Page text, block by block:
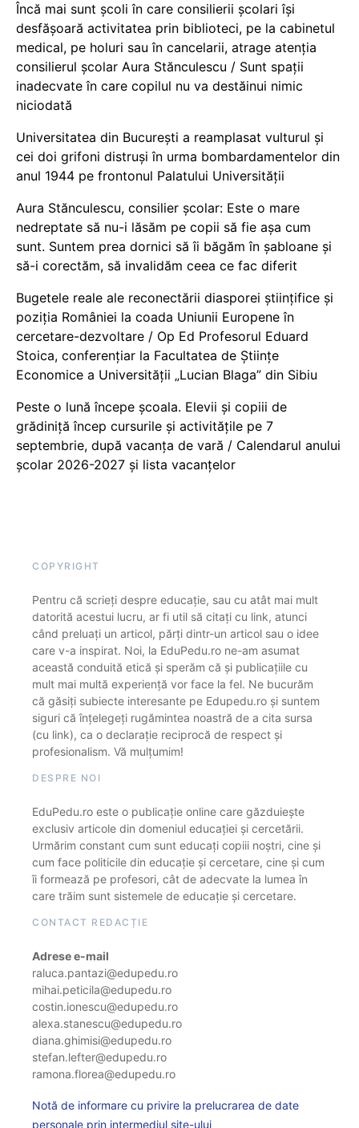
Încă mai sunt școli în care consilierii școlari își
desfășoară activitatea prin biblioteci, pe la cabinetul
medical, pe holuri sau în cancelarii, atrage atenția
consilierul școlar Aura Stănculescu / Sunt spații
inadecvate în care copilul nu va destăinui nimic
niciodată
Universitatea din București a reamplasat vulturul și
cei doi grifoni distruși în urma bombardamentelor din
anul 1944 pe frontonul Palatului Universității
Aura Stănculescu, consilier școlar: Este o mare
nedreptate să nu-i lăsăm pe copii să fie așa cum
sunt. Suntem prea dornici să îi băgăm în șabloane și
să-i corectăm, să invalidăm ceea ce fac diferit
Bugetele reale ale reconectării diasporei științifice și
poziția României la coada Uniunii Europene în
cercetare-dezvoltare / Op Ed Profesorul Eduard
Stoica, conferențiar la Facultatea de Științe
Economice a Universității „Lucian Blaga” din Sibiu
Peste o lună începe școala. Elevii și copiii de
grădiniță încep cursurile și activitățile pe 7
septembrie, după vacanța de vară / Calendarul anului
școlar 2026-2027 și lista vacanțelor
COPYRIGHT
Pentru că scrieți despre educație, sau cu atât mai mult
datorită acestui lucru, ar fi util să citați cu link, atunci
când preluați un articol, părți dintr-un articol sau o idee
care v-a inspirat. Noi, la EduPedu.ro ne-am asumat
această conduită etică și sperăm că și publicațiile cu
mult mai multă experiență vor face la fel. Ne bucurăm
că găsiți subiecte interesante pe Edupedu.ro și suntem
siguri că înțelegeți rugămintea noastră de a cita sursa
(cu link), ca o declarație reciprocă de respect și
profesionalism. Vă mulțumim!
DESPRE NOI
EduPedu.ro este o publicație online care găzduiește
exclusiv articole din domeniul educației și cercetării.
Urmărim constant cum sunt educați copiii noștri, cine și
cum face politicile din educație și cercetare, cine și cum
îi formează pe profesori, cât de adecvate la lumea în
care trăim sunt sistemele de educație și cercetare.
CONTACT REDACȚIE
Adrese e-mail
raluca.pantazi@edupedu.ro
mihai.peticila@edupedu.ro
costin.ionescu@edupedu.ro
alexa.stanescu@edupedu.ro
diana.ghimisi@edupedu.ro
stefan.lefter@edupedu.ro
ramona.florea@edupedu.ro
Notă de informare cu privire la prelucrarea de date
personale prin intermediul site-ului